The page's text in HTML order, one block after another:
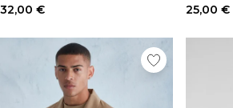
32,00 € 25,00 €